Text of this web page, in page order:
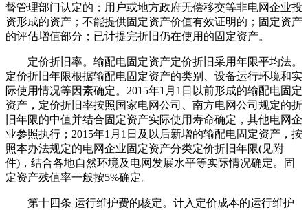
督管理部门认定的；用户或地方政府无偿移交等非电网企业投
资形成的资产；不能提供固定资产价值有效证明的；固定资产
的评估增值部分；已计提完折旧仍在使用的固定资产。
定价折旧率。输配电固定资产定价折旧采用年限平均法。
定价折旧年限根据输配电固定资产的类别、设备运行环境和实
际使用情况等因素确定。2015年1月1日以前形成的输配电固定
资产，定价折旧率按照国家电网公司、南方电网公司规定的折
旧年限的中值并结合固定资产实际使用寿命确定，其他电网企
业参照执行；2015年1月1日及以后新增的输配电固定资产，按
照本办法规定的电网企业固定资产分类定价折旧年限(见附
件)，结合各地自然环境及电网发展水平等实际情况确定。固
定资产残值率一般按5%确定。
第十四条 运行维护费的核定。计入定价成本的运行维护